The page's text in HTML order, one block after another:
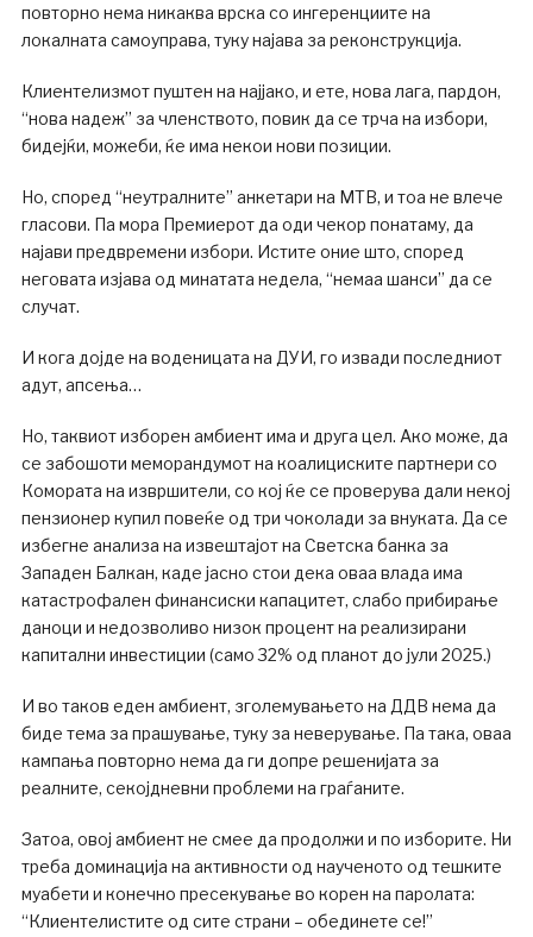
повторно нема никаква врска со ингеренциите на
локалната самоуправа, туку најава за реконструкција.
Клиентелизмот пуштен на најјако, и ете, нова лага, пардон,
“нова надеж” за членството, повик да се трча на избори,
бидејќи, можеби, ќе има некои нови позиции.
Но, според “неутралните” анкетари на МТВ, и тоа не влече
гласови. Па мора Премиерот да оди чекор понатаму, да
најави предвремени избори. Истите оние што, според
неговата изјава од минатата недела, “немаа шанси” да се
случат.
И кога дојде на воденицата на ДУИ, го извади последниот
адут, апсења…
Но, таквиот изборен амбиент има и друга цел. Ако може, да
се забошоти меморандумот на коалициските партнери со
Комората на извршители, со кој ќе се проверува дали некој
пензионер купил повеќе од три чоколади за внуката. Да се
избегне анализа на извештајот на Светска банка за
Западен Балкан, каде јасно стои дека оваа влада има
катастрофален финансиски капацитет, слабо прибирање
даноци и недозволиво низок процент на реализирани
капитални инвестиции (само 32% од планот до јули 2025.)
И во таков еден амбиент, зголемувањето на ДДВ нема да
биде тема за прашување, туку за неверување. Па така, оваа
кампања повторно нема да ги допре решенијата за
реалните, секојдневни проблеми на граѓаните.
Затоа, овој амбиент не смее да продолжи и по изборите. Ни
треба доминација на активности од наученото од тешките
муабети и конечно пресекување во корен на паролата:
“Клиентелистите од сите страни – обединете се!”